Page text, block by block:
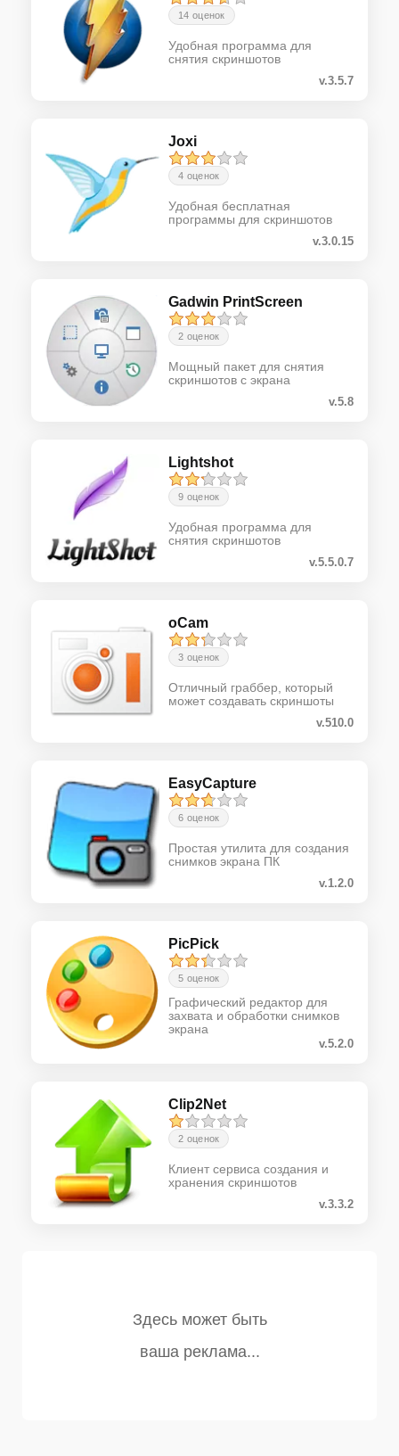
14 оценок
Удобная программа для
снятия скриншотов
v.3.5.7
Joxi
4 оценок
Удобная бесплатная
программы для скриншотов
v.3.0.15
Gadwin PrintScreen
2 оценок
Мощный пакет для снятия
скриншотов с экрана
v.5.8
Lightshot
9 оценок
Удобная программа для
снятия скриншотов
v.5.5.0.7
oCam
3 оценок
Отличный граббер, который
может создавать скриншоты
v.510.0
EasyCapture
6 оценок
Простая утилита для создания
снимков экрана ПК
v.1.2.0
PicPick
5 оценок
Графический редактор для
захвата и обработки снимков
экрана
v.5.2.0
Clip2Net
2 оценок
Клиент сервиса создания и
хранения скриншотов
v.3.3.2